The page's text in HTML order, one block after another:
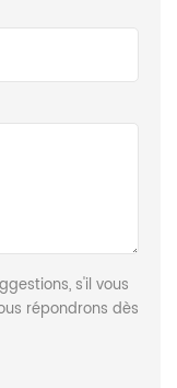
s'il vous
répondrons dès